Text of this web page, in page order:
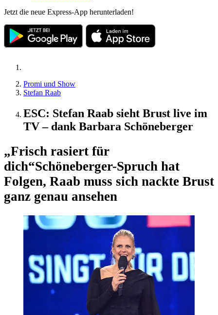
Jetzt die neue Express-App herunterladen!
Promi und Show
Stefan Raab
ESC: Stefan Raab sieht Brust live im
TV – dank Barbara Schöneberger
„Frisch rasiert für
dich“Schöneberger-Spruch hat
Folgen, Raab muss sich nackte Brust
ganz genau ansehen